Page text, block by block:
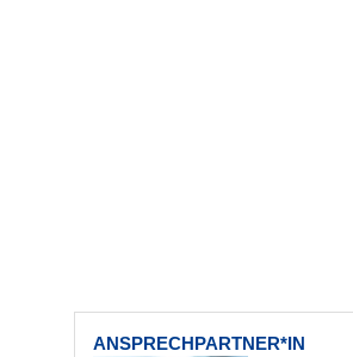
ANSPRECHPARTNER*IN